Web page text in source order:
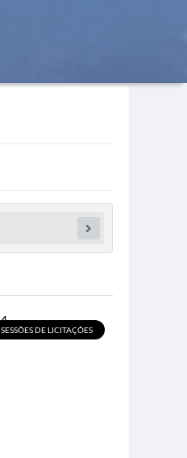
SESSÕES DE LICITAÇÕES